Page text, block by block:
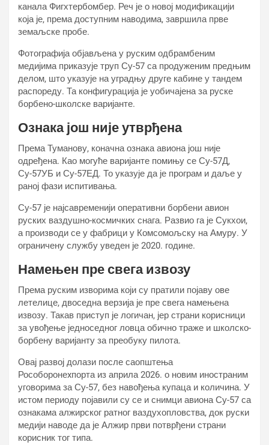
канала Фигхтербомбер. Реч је о новој модификацији
која је, према доступним наводима, завршила прве
земаљске пробе.
Фотографија објављена у руским одбрамбеним
медијима приказује труп Су-57 са продуженим предњим
делом, што указује на уградњу друге кабине у тандем
распореду. Та конфигурација је уобичајена за руске
борбено-школске варијанте.
Ознака још није утврђена
Према Туманову, коначна ознака авиона још није
одређена. Као могуће варијанте помињу се Су-57Д,
Су-57УБ и Су-57ЕД. То указује да је програм и даље у
раној фази испитивања.
Су-57 је најсавременији оперативни борбени авион
руских ваздушно-космичких снага. Развио га је Сукхои,
а производи се у фабрици у Комсомољску на Амуру. У
ограничену службу уведен је 2020. године.
Намењен пре свега извозу
Према руским изворима који су пратили појаву ове
летелице, двоседна верзија је пре свега намењена
извозу. Такав приступ је логичан, јер страни корисници
за увођење једноседног ловца обично траже и школско-
борбену варијанту за преобуку пилота.
Овај развој долази после саопштења
Рособоронеxпорта из априла 2026. о новим иностраним
уговорима за Су-57, без навођења купаца и количина. У
истом периоду појавили су се и снимци авиона Су-57 са
ознакама алжирског ратног ваздухопловства, док руски
медији наводе да је Алжир први потврђени страни
корисник тог типа.